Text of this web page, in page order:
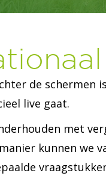
de schermen
live gaat.
met
kunnen we